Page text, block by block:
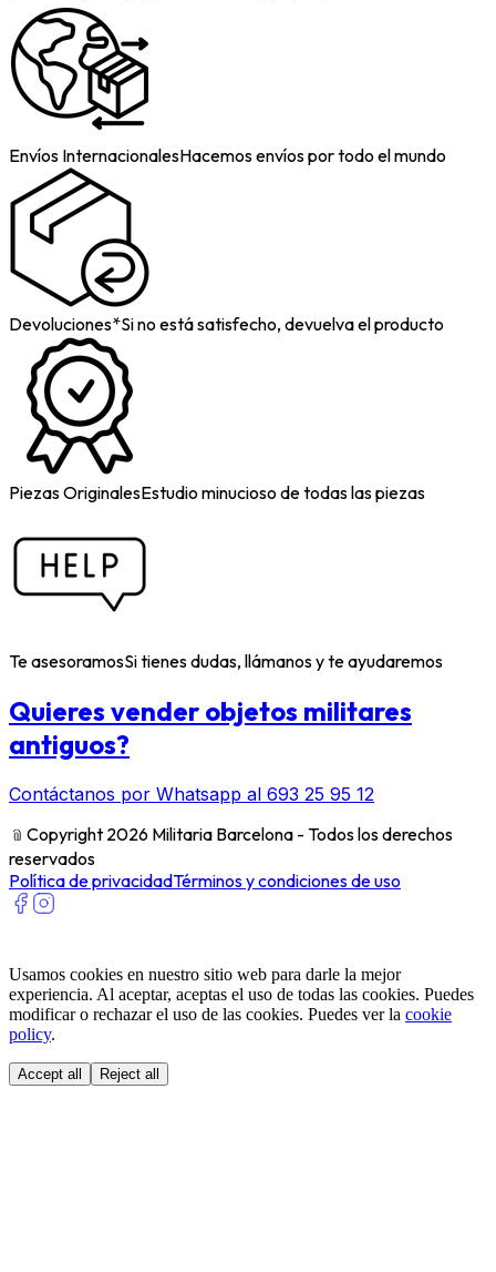
Envíos InternacionalesHacemos envíos por todo el mundo
Devoluciones*Si no está satisfecho, devuelva el producto
Piezas OriginalesEstudio minucioso de todas las piezas
Te asesoramosSi tienes dudas, llámanos y te ayudaremos
Quieres vender objetos militares
antiguos?
Contáctanos por Whatsapp al 693 25 95 12
﹫ Copyright 2026 Militaria Barcelona - Todos los derechos
reservados
Política de privacidadTérminos y condiciones de uso
Usamos cookies en nuestro sitio web para darle la mejor
experiencia. Al aceptar, aceptas el uso de todas las cookies. Puedes
modificar o rechazar el uso de las cookies. Puedes ver la cookie
policy.
Accept all Reject all